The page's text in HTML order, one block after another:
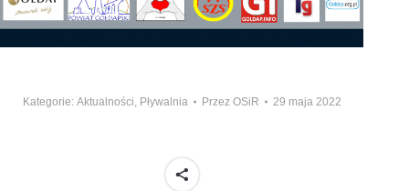
Kategorie: Aktualności, Pływalnia Przez OSiR 29 maja 2022